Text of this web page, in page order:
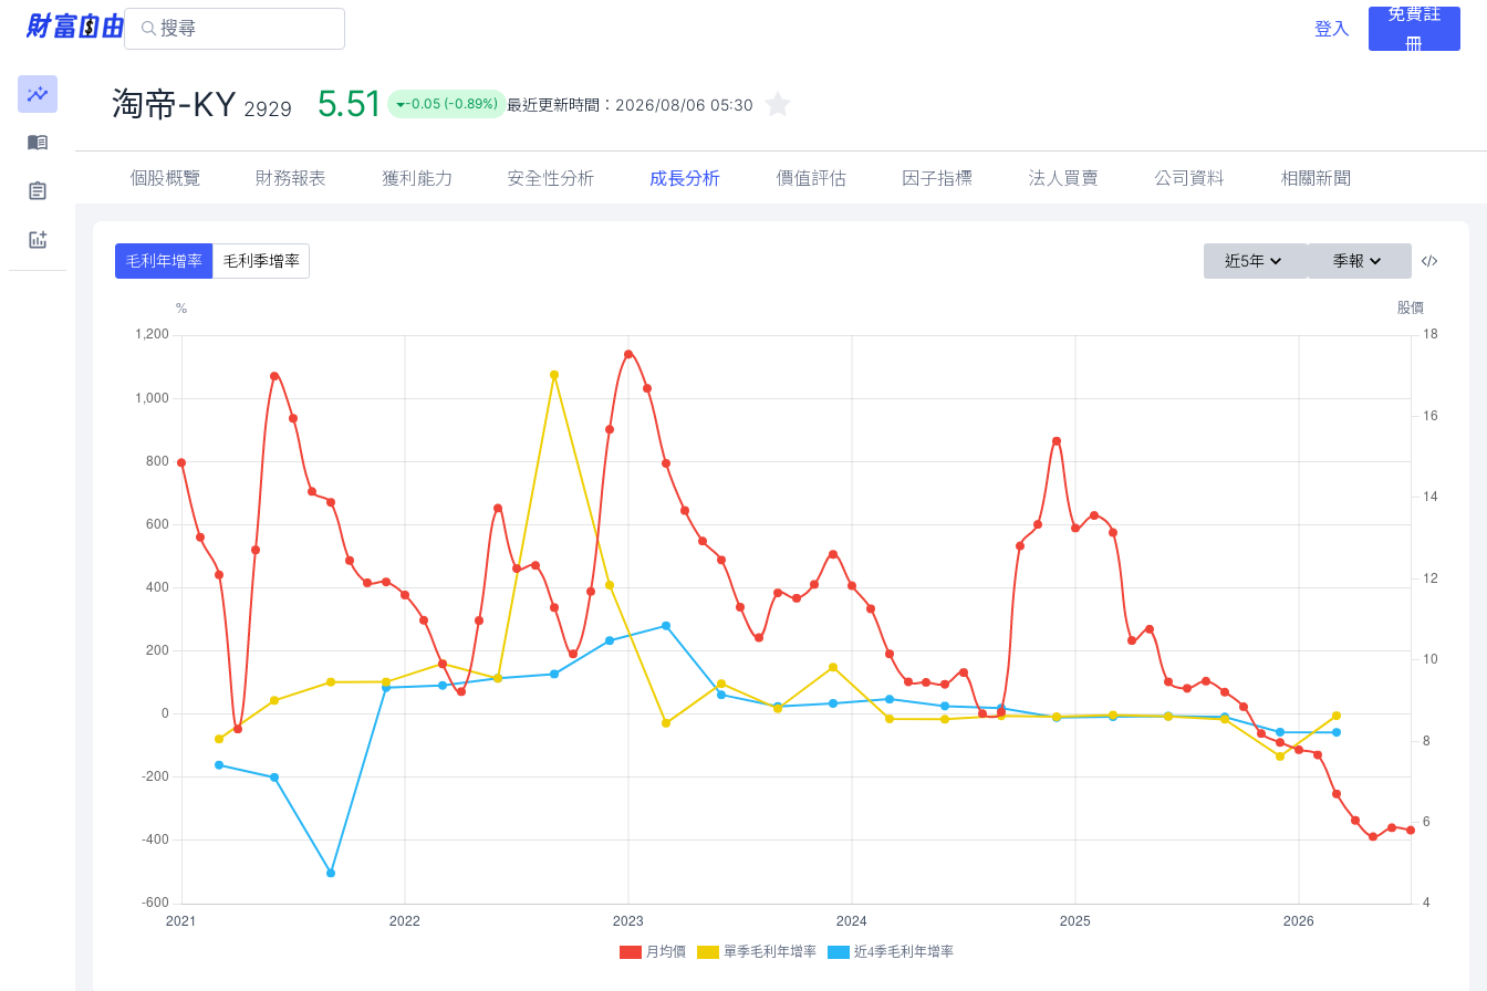
登入
免費註
冊
淘帝-KY 2929 5.51 -0.05 (-0.89%) 最近更新時間： 2026/08/06 05:30
個股概覽 財務報表 獲利能力 安全性分析 成長分析 價值評估 因子指標 法人買賣 公司資料 相關新聞
毛利年增率 毛利季增率 近5年 季報
月均價 單季毛利年增率 近4季毛利年增率